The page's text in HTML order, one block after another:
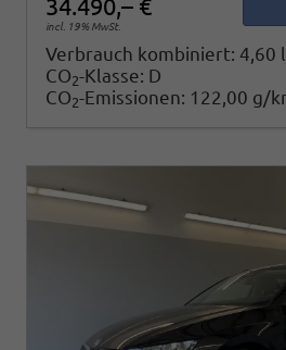
34.490,– €
incl. 19% MwSt.
Verbrauch kombiniert: 4,60
CO2-Klasse: D
CO2-Emissionen: 122,00 g/